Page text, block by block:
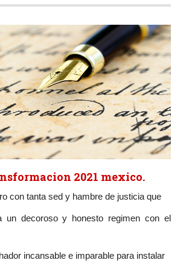
2021 mexico.
con tanta sed y hambre de justicia que
un decoroso y honesto regimen con el
incansable e imparable para instalar